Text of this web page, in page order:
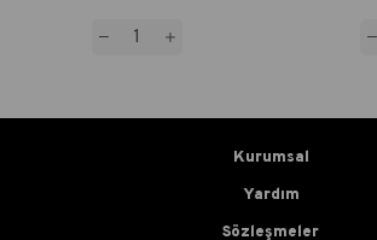
Kurumsal
Yardım
Sözleşmeler